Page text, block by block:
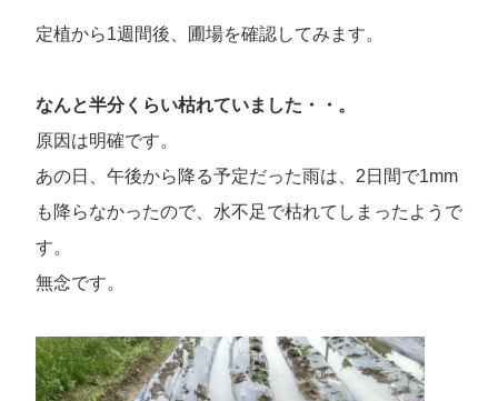
定植から1週間後、圃場を確認してみます。
なんと半分くらい枯れていました・・。
原因は明確です。
あの日、午後から降る予定だった雨は、2日間で1mm
も降らなかったので、水不足で枯れてしまったようで
す。
無念です。